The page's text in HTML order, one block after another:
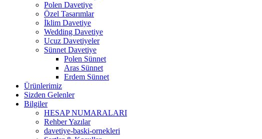
Polen Davetiye
Özel Tasarımlar
İklim Davetiye
Wedding Davetiye
Ucuz Davetiyeler
Sünnet Davetiye
Polen Sünnet
Aras Sünnet
Erdem Sünnet
Ürünlerimiz
Sizden Gelenler
Bilgiler
HESAP NUMARALARI
Rehber Yazılar
davetiye-baski-ornekleri